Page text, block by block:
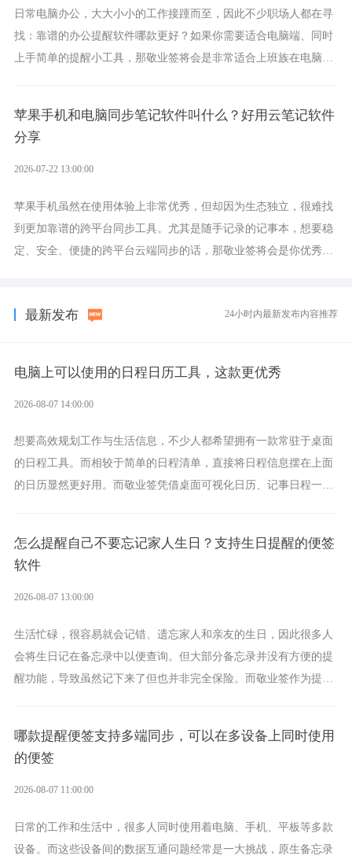
日常电脑办公，大大小小的工作接踵而至，因此不少职场人都在寻
找：靠谱的办公提醒软件哪款更好？如果你需要适合电脑端、同时
上手简单的提醒小工具，那敬业签将会是非常适合上班族在电脑上
苹果手机和电脑同步笔记软件叫什么？好用云笔记软件
分享
2026-07-22 13:00:00
苹果手机虽然在使用体验上非常优秀，但却因为生态独立，很难找
到更加靠谱的跨平台同步工具。尤其是随手记录的记事本，想要稳
定、安全、便捷的跨平台云端同步的话，那敬业签将会是你优秀的
最新发布 24小时内最新发布内容推荐
电脑上可以使用的日程日历工具，这款更优秀
2026-08-07 14:00:00
想要高效规划工作与生活信息，不少人都希望拥有一款常驻于桌面
的日程工具。而相较于简单的日程清单，直接将日程信息摆在上面
的日历显然更好用。而敬业签凭借桌面可视化日历、记事日程一体
怎么提醒自己不要忘记家人生日？支持生日提醒的便签
软件
2026-08-07 13:00:00
生活忙碌，很容易就会记错、遗忘家人和亲友的生日，因此很多人
会将生日记在备忘录中以便查询。但大部分备忘录并没有方便的提
醒功能，导致虽然记下来了但也并非完全保险。而敬业签作为提醒
哪款提醒便签支持多端同步，可以在多设备上同时使用
的便签
2026-08-07 11:00:00
日常的工作和生活中，很多人同时使用着电脑、手机、平板等多款
设备。而这些设备间的数据互通问题经常是一大挑战，原生备忘录